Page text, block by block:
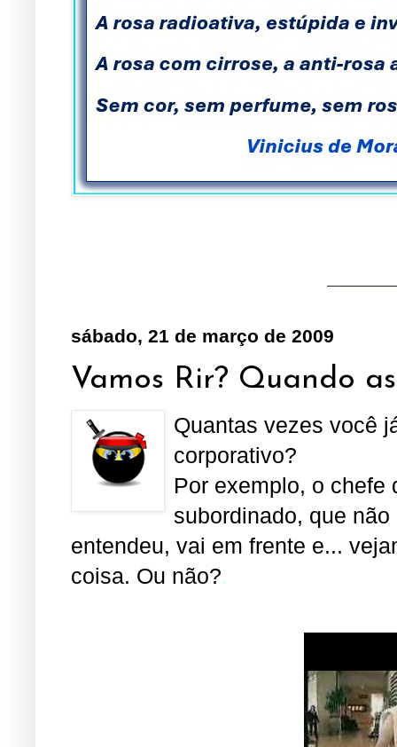
sábado, 21 de março de 2009
Vamos Rir? Quando
Quantas vezes você
corporativo?
Por exemplo, o chefe
subordinado, que
entendeu, vai em frente e...
coisa. Ou não?.